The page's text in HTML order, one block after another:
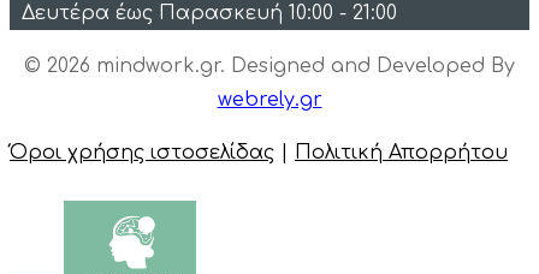
Δευτέρα έως Παρασκευή 10:00 - 21:00
© 2026 mindwork.gr. Designed and Developed By
webrely.gr
Όροι χρήσης ιστοσελίδας Πολιτική Απορρήτου